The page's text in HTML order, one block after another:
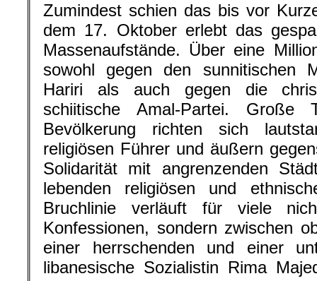
Zumindest schien das bis vor
dem 17. Oktober erlebt das
Massenaufstände. Über eine
sowohl gegen den sunnitischen
Hariri als auch gegen die
schiitische Amal-Partei. Große
Bevölkerung richten sich
religiösen Führer und äußern
Solidarität mit angrenzenden
lebenden religiösen und
Bruchlinie verläuft für viele
Konfessionen, sondern zwischen
einer herrschenden und einer
libanesische Sozialistin Rima